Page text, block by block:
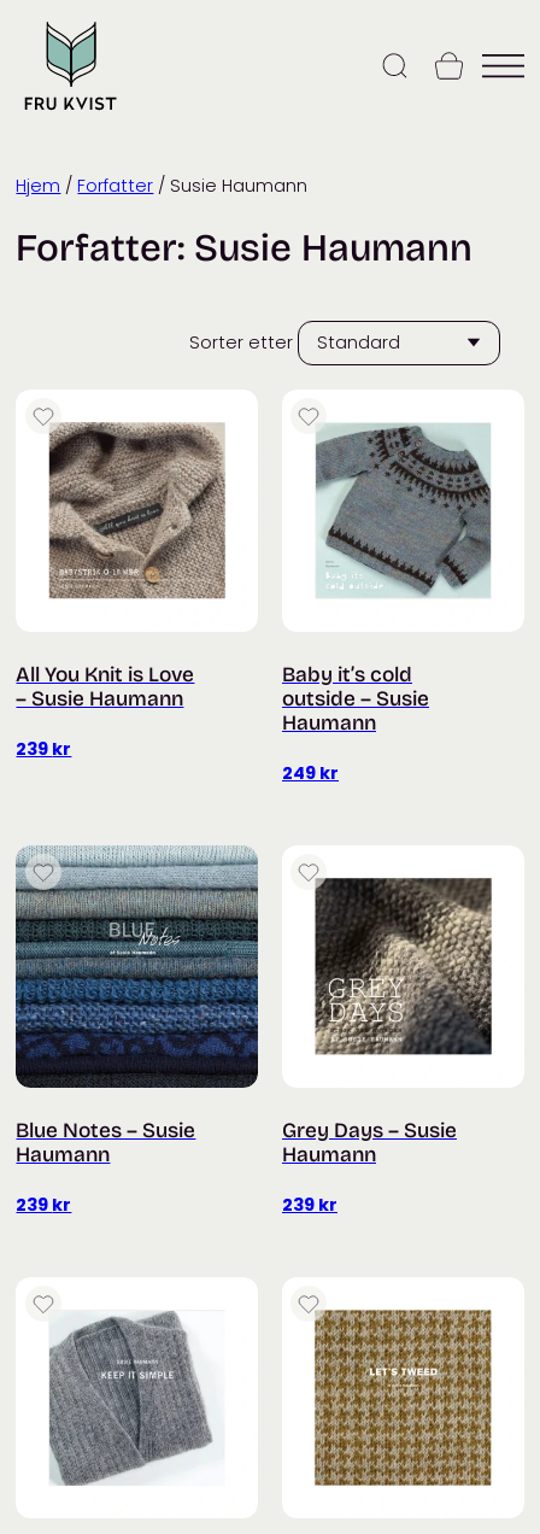
content
Hjem / Forfatter / Susie Haumann
Forfatter: Susie Haumann
Sorter etter
All You Knit is Love
– Susie Haumann
239 kr
Baby it’s cold
outside – Susie
Haumann
249 kr
Blue Notes – Susie
Haumann
239 kr
Grey Days – Susie
Haumann
239 kr